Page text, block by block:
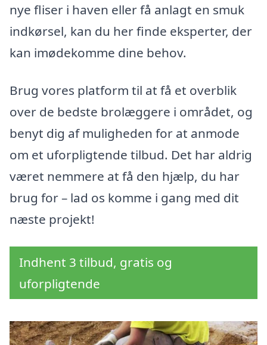
nye fliser i haven eller få anlagt en smuk
indkørsel, kan du her finde eksperter, der
kan imødekomme dine behov.
Brug vores platform til at få et overblik
over de bedste brolæggere i området, og
benyt dig af muligheden for at anmode
om et uforpligtende tilbud. Det har aldrig
været nemmere at få den hjælp, du har
brug for – lad os komme i gang med dit
næste projekt!
Indhent 3 tilbud, gratis og
uforpligtende